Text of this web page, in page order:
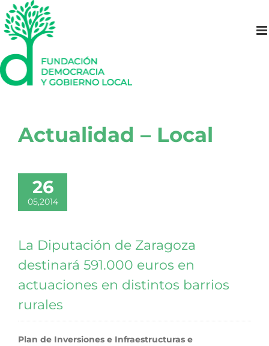
Saltar
al
contenido
Actualidad – Local
26
05,2014
La Diputación de Zaragoza
destinará 591.000 euros en
actuaciones en distintos barrios
rurales
Plan de Inversiones e Infraestructuras e